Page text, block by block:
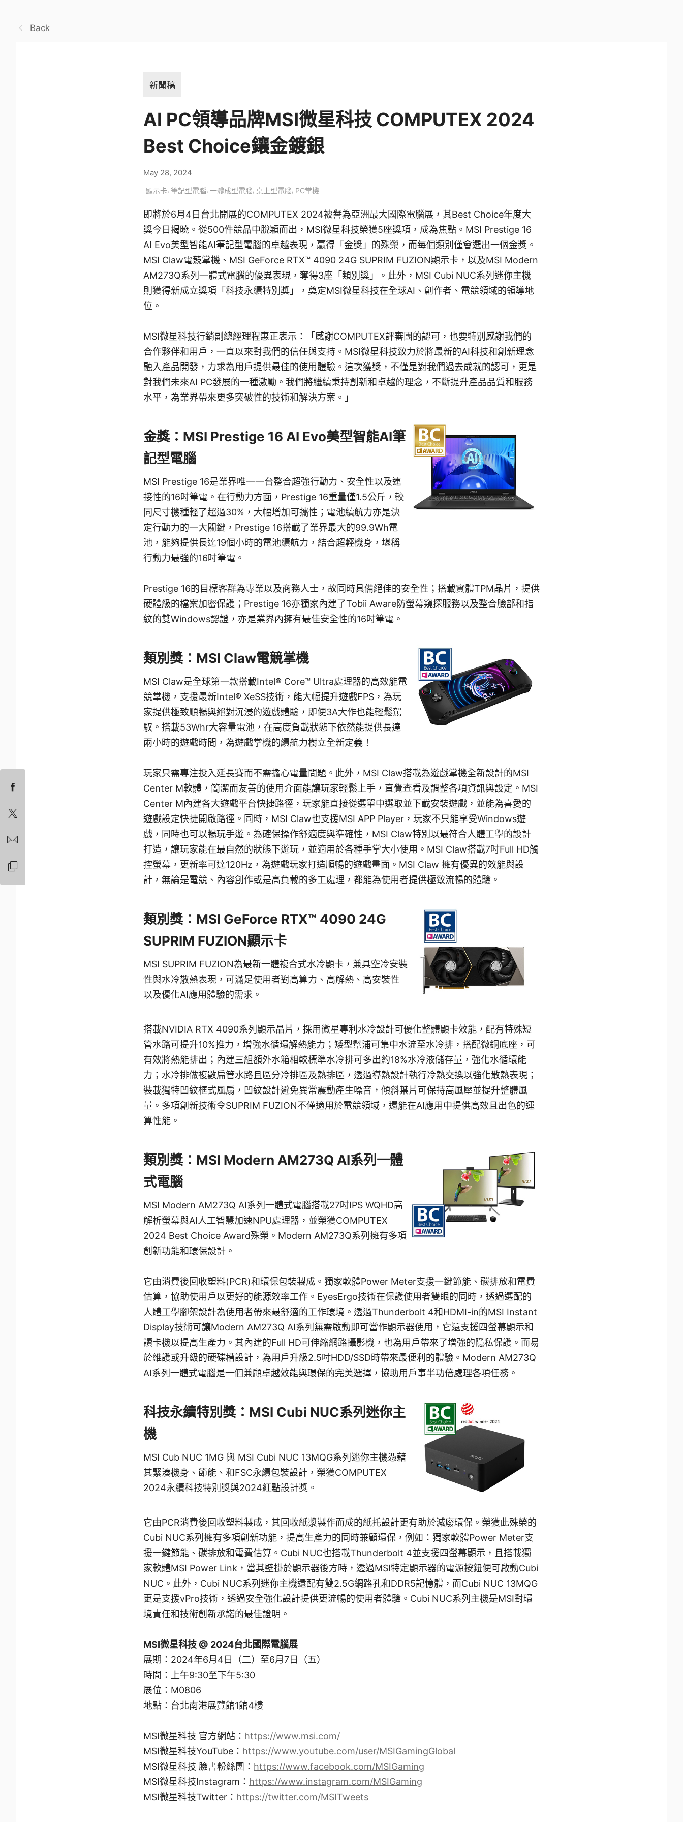
Back
新聞稿
AI PC領導品牌MSI微星科技 COMPUTEX 2024
Best Choice鑲金鍍銀
May 28, 2024
顯示卡, 筆記型電腦, 一體成型電腦, 桌上型電腦, PC掌機
即將於6月4日台北開展的COMPUTEX 2024被譽為亞洲最大國際電腦展，其Best Choice年度大
獎今日揭曉。從500件競品中脫穎而出，MSI微星科技榮獲5座獎項，成為焦點。MSI Prestige 16
AI Evo美型智能AI筆記型電腦的卓越表現，贏得「金獎」的殊榮，而每個類別僅會選出一個金獎。
MSI Claw電競掌機、MSI GeForce RTX™ 4090 24G SUPRIM FUZION顯示卡，以及MSI Modern
AM273Q系列一體式電腦的優異表現，奪得3座「類別獎」。此外，MSI Cubi NUC系列迷你主機
則獲得新成立獎項「科技永續特別獎」，奠定MSI微星科技在全球AI、創作者、電競領域的領導地
位。
MSI微星科技行銷副總經理程惠正表示：「感謝COMPUTEX評審團的認可，也要特別感謝我們的
合作夥伴和用戶，一直以來對我們的信任與支持。MSI微星科技致力於將最新的AI科技和創新理念
融入產品開發，力求為用戶提供最佳的使用體驗。這次獲獎，不僅是對我們過去成就的認可，更是
對我們未來AI PC發展的一種激勵。我們將繼續秉持創新和卓越的理念，不斷提升產品品質和服務
水平，為業界帶來更多突破性的技術和解決方案。」
金獎：MSI Prestige 16 AI Evo美型智能AI筆
記型電腦
MSI Prestige 16是業界唯一一台整合超強行動力、安全性以及連
接性的16吋筆電。在行動力方面，Prestige 16重量僅1.5公斤，較
同尺寸機種輕了超過30%，大幅增加可攜性；電池續航力亦是決
定行動力的一大關鍵，Prestige 16搭載了業界最大的99.9Wh電
池，能夠提供長達19個小時的電池續航力，結合超輕機身，堪稱
行動力最強的16吋筆電。
Prestige 16的目標客群為專業以及商務人士，故同時具備絕佳的安全性；搭載實體TPM晶片，提供
硬體級的檔案加密保護；Prestige 16亦獨家內建了Tobii Aware防螢幕窺探服務以及整合臉部和指
紋的雙Windows認證，亦是業界內擁有最佳安全性的16吋筆電。
類別獎：MSI Claw電競掌機
MSI Claw是全球第一款搭載Intel® Core™ Ultra處理器的高效能電
競掌機，支援最新Intel® XeSS技術，能大幅提升遊戲FPS，為玩
家提供極致順暢與絕對沉浸的遊戲體驗，即便3A大作也能輕鬆駕
馭。搭載53Whr大容量電池，在高度負載狀態下依然能提供長達
兩小時的遊戲時間，為遊戲掌機的續航力樹立全新定義！
玩家只需專注投入延長賽而不需擔心電量問題。此外，MSI Claw搭載為遊戲掌機全新設計的MSI
Center M軟體，簡潔而友善的使用介面能讓玩家輕鬆上手，直覺查看及調整各項資訊與設定。MSI
Center M內建各大遊戲平台快捷路徑，玩家能直接從選單中選取並下載安裝遊戲，並能為喜愛的
遊戲設定快捷開啟路徑。同時，MSI Claw也支援MSI APP Player，玩家不只能享受Windows遊
戲，同時也可以暢玩手遊。為確保操作舒適度與準確性，MSI Claw特別以最符合人體工學的設計
打造，讓玩家能在最自然的狀態下遊玩，並適用於各種手掌大小使用。MSI Claw搭載7吋Full HD觸
控螢幕，更新率可達120Hz，為遊戲玩家打造順暢的遊戲畫面。MSI Claw 擁有優異的效能與設
計，無論是電競、內容創作或是高負載的多工處理，都能為使用者提供極致流暢的體驗。
類別獎：MSI GeForce RTX™ 4090 24G
SUPRIM FUZION顯示卡
MSI SUPRIM FUZION為最新一體複合式水冷顯卡，兼具空冷安裝
性與水冷散熱表現，可滿足使用者對高算力、高解熱、高安裝性
以及優化AI應用體驗的需求。
搭載NVIDIA RTX 4090系列顯示晶片，採用微星專利水冷設計可優化整體顯卡效能，配有特殊短
管水路可提升10%推力，增強水循環解熱能力；矮型幫浦可集中水流至水冷排，搭配微銅底座，可
有效將熱能排出；內建三組額外水箱相較標準水冷排可多出約18%水冷液儲存量，強化水循環能
力；水冷排做複數扁管水路且區分冷排區及熱排區，透過導熱設計執行冷熱交換以強化散熱表現；
裝載獨特凹紋框式風扇，凹紋設計避免異常震動產生噪音，傾斜葉片可保持高風壓並提升整體風
量。多項創新技術令SUPRIM FUZION不僅適用於電競領域，還能在AI應用中提供高效且出色的運
算性能。
類別獎：MSI Modern AM273Q AI系列一體
式電腦
MSI Modern AM273Q AI系列一體式電腦搭載27吋IPS WQHD高
解析螢幕與AI人工智慧加速NPU處理器，並榮獲COMPUTEX
2024 Best Choice Award殊榮。Modern AM273Q系列擁有多項
創新功能和環保設計。
它由消費後回收塑料(PCR)和環保包裝製成。獨家軟體Power Meter支援一鍵節能、碳排放和電費
估算，協助使用戶以更好的能源效率工作。EyesErgo技術在保護使用者雙眼的同時，透過選配的
人體工學腳架設計為使用者帶來最舒適的工作環境。透過Thunderbolt 4和HDMI-in的MSI Instant
Display技術可讓Modern AM273Q AI系列無需啟動即可當作顯示器使用，它還支援四螢幕顯示和
讀卡機以提高生產力。其內建的Full HD可伸縮網路攝影機，也為用戶帶來了增強的隱私保護。而易
於維護或升級的硬碟槽設計，為用戶升級2.5吋HDD/SSD時帶來最便利的體驗。Modern AM273Q
AI系列一體式電腦是一個兼顧卓越效能與環保的完美選擇，協助用戶事半功倍處理各項任務。
科技永續特別獎：MSI Cubi NUC系列迷你主
機
MSI Cub NUC 1MG 與 MSI Cubi NUC 13MQG系列迷你主機憑藉
其緊湊機身、節能、和FSC永續包裝設計，榮獲COMPUTEX
2024永續科技特別獎與2024紅點設計獎。
它由PCR消費後回收塑料製成，其回收紙漿製作而成的紙托設計更有助於減廢環保。榮獲此殊榮的
Cubi NUC系列擁有多項創新功能，提高生產力的同時兼顧環保，例如：獨家軟體Power Meter支
援一鍵節能、碳排放和電費估算。Cubi NUC也搭載Thunderbolt 4並支援四螢幕顯示，且搭載獨
家軟體MSI Power Link，當其壁掛於顯示器後方時，透過MSI特定顯示器的電源按鈕便可啟動Cubi
NUC。此外，Cubi NUC系列迷你主機還配有雙2.5G網路孔和DDR5記憶體，而Cubi NUC 13MQG
更是支援vPro技術，透過安全強化設計提供更流暢的使用者體驗。Cubi NUC系列主機是MSI對環
境責任和技術創新承諾的最佳證明。
MSI微星科技 @ 2024台北國際電腦展
展期：2024年6月4日（二）至6月7日（五）
時間：上午9:30至下午5:30
展位：M0806
地點：台北南港展覽館1館4樓
MSI微星科技 官方網站： https://www.msi.com/
MSI微星科技YouTube： https://www.youtube.com/user/MSIGamingGlobal
MSI微星科技 臉書粉絲團： https://www.facebook.com/MSIGaming
MSI微星科技Instagram： https://www.instagram.com/MSIGaming
MSI微星科技Twitter： https://twitter.com/MSITweets